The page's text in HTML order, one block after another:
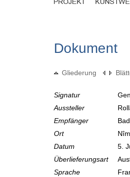
Dokument
Gliederung
Signatur
Aussteller
Empfänger
Ort
Datum
5.
Überlieferungsart
Sprache